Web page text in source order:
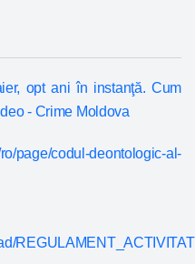
opt ani în instanţă. Cum
- Crime Moldova
page/codul-deontologic-al-